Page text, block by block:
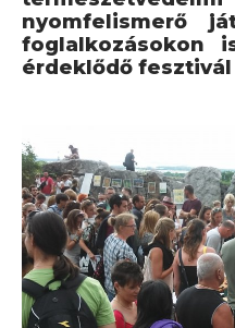
nyomfelismerő
foglalkozásokon
érdeklődő